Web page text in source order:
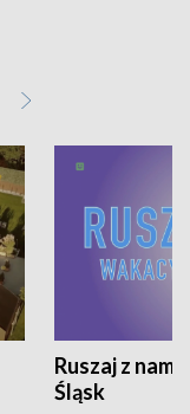
Ruszaj z
Śląsk